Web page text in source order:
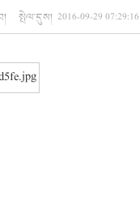
སྤེལ་དུས། 2016-09-29